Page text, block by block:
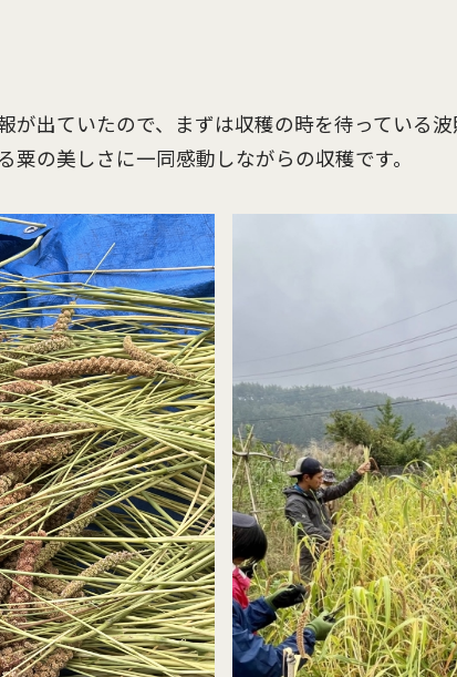
が出ていたので、まずは収穫の時を待っている
の美しさに一同感動しながらの収穫です。